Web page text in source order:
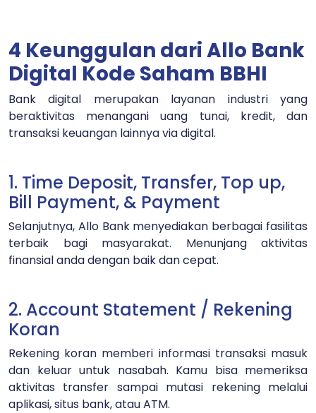
4 Keunggulan dari Allo Bank
Digital Kode Saham BBHI
Bank digital merupakan layanan industri yang
beraktivitas menangani uang tunai, kredit, dan
transaksi keuangan lainnya via digital.
1. Time Deposit, Transfer, Top up,
Bill Payment, & Payment
Selanjutnya, Allo Bank menyediakan berbagai fasilitas
terbaik bagi masyarakat. Menunjang aktivitas
finansial anda dengan baik dan cepat.
2. Account Statement / Rekening
Koran
Rekening koran memberi informasi transaksi masuk
dan keluar untuk nasabah. Kamu bisa memeriksa
aktivitas transfer sampai mutasi rekening melalui
aplikasi, situs bank, atau ATM.